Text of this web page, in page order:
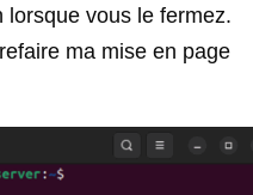
vous le fermez.
ma mise en page